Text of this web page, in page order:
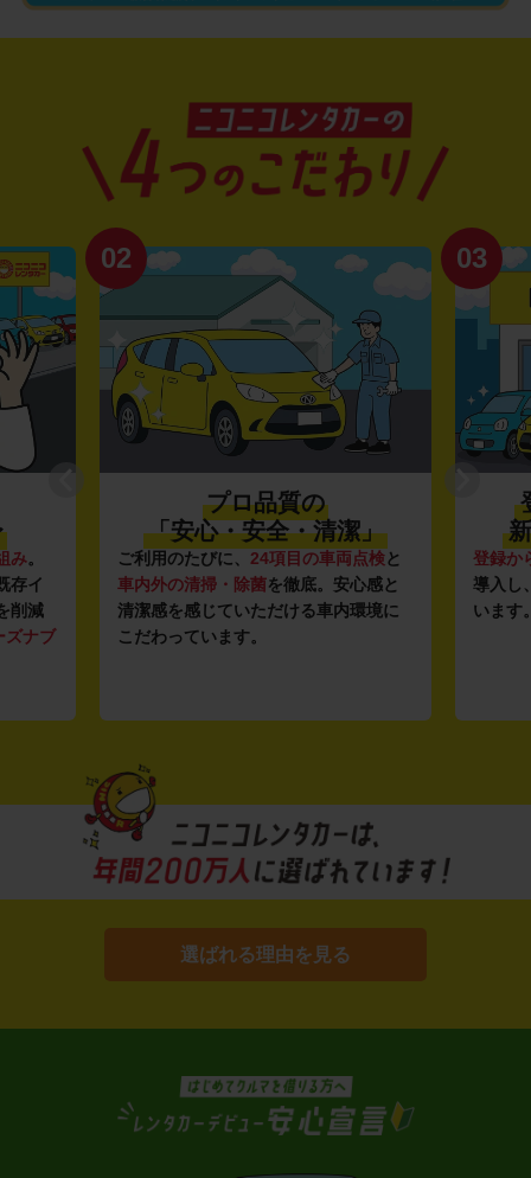
み。
存イ
削減
ズナブ
02
プロ品質の
「安心・安全・清潔」
ご利用のたびに、 24項目の車両点検と
車内外の清掃・除菌を徹底。安心感と
清潔感を感じていただける車内環境に
こだわっています。
03
登録か
導入し
います
選ばれる理由を見る